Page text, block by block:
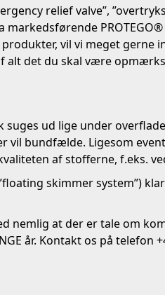
relief valve”,
vil vi meget gerne
alt det du skal være
suges ud lige under
bundfælde. Ligesom
af stofferne, f.eks.
skimmer system”)
at der er tale om
år. Kontakt os på telefon